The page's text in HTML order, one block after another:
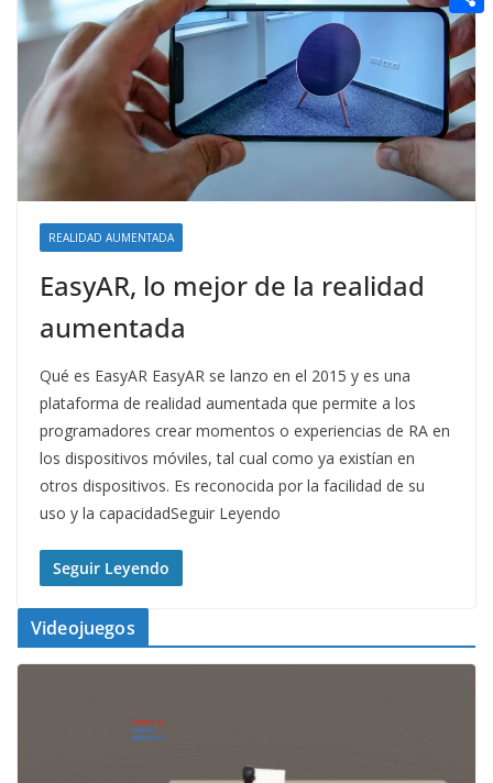
REALIDAD AUMENTADA
EasyAR, lo mejor de la realidad
aumentada
Qué es EasyAR EasyAR se lanzo en el 2015 y es una
plataforma de realidad aumentada que permite a los
programadores crear momentos o experiencias de RA en
los dispositivos móviles, tal cual como ya existían en
otros dispositivos. Es reconocida por la facilidad de su
uso y la capacidadSeguir Leyendo
Seguir Leyendo
Videojuegos
n
g
e
r
e
r
e
r
e
s
t
a
i
l
e
d
d
i
C
o
m
p
r